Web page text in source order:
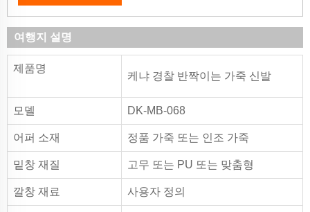
여행지 설명
제품명
케냐 경찰 반짝이는 가죽 신발
모델 DK-MB-068
어퍼 소재 정품 가죽 또는 인조 가죽
밑창 재질 고무 또는 PU 또는 맞춤형
깔창 재료 사용자 정의